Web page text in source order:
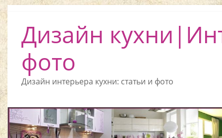
Дизайн
фото
Дизайн интерьера кухни: статьи и фото